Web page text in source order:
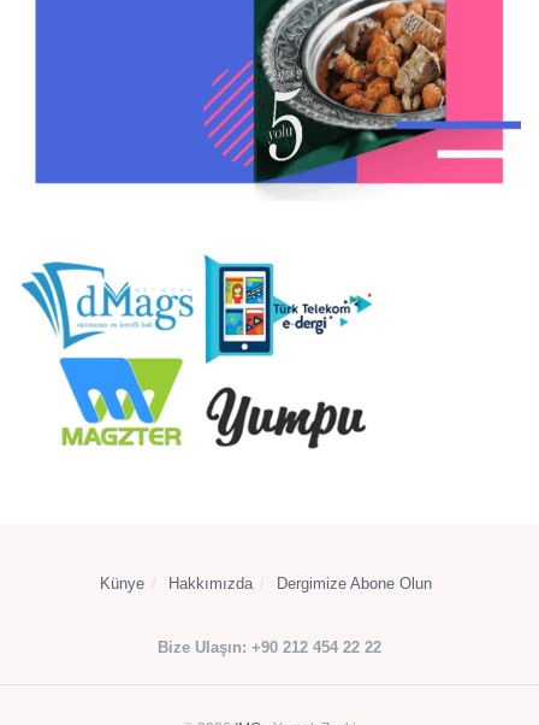
Künye Hakkımızda Dergimize Abone Olun
Bize Ulaşın: +90 212 454 22 22